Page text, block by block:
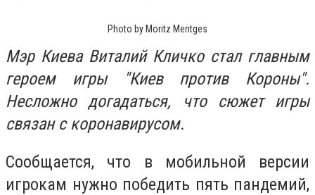
Photo by Moritz Mentges
Мэр Киева Виталий Кличко стал главным
героем игры "Киев против Короны".
Несложно догадаться, что сюжет игры
связан с коронавирусом.
Сообщается, что в мобильной версии
игрокам нужно победить пять пандемий,